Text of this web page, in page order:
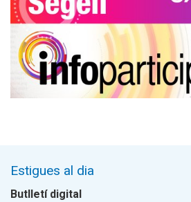
Estigues al dia
Butlletí digital